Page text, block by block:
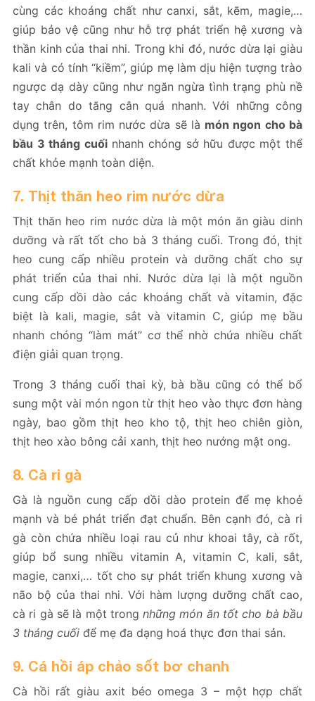
cùng các khoáng chất như canxi, sắt, kẽm, magie,…
giúp bảo vệ cũng như hỗ trợ phát triển hệ xương và
thần kinh của thai nhi. Trong khi đó, nước dừa lại giàu
kali và có tính “kiềm”, giúp mẹ làm dịu hiện tượng trào
ngược dạ dày cũng như ngăn ngừa tình trạng phù nề
tay chân do tăng cân quá nhanh. Với những công
dụng trên, tôm rim nước dừa sẽ là món ngon cho bà
bầu 3 tháng cuốinhanh chóng sở hữu được một thể
chất khỏe mạnh toàn diện.
7. Thịt thăn heo rim nước dừa
Thịt thăn heo rim nước dừa là một món ăn giàu dinh
dưỡng và rất tốt cho bà 3 tháng cuối. Trong đó, thịt
heo cung cấp nhiều protein và dưỡng chất cho sự
phát triển của thai nhi. Nước dừa lại là một nguồn
cung cấp dồi dào các khoáng chất và vitamin, đặc
biệt là kali, magie, sắt và vitamin C, giúp mẹ bầu
nhanh chóng “làm mát” cơ thể nhờ chứa nhiều chất
điện giải quan trọng.
Trong 3 tháng cuối thai kỳ, bà bầu cũng có thể bổ
sung một vài món ngon từ thịt heo vào thực đơn hàng
ngày, bao gồm thịt heo kho tộ, thịt heo chiên giòn,
thịt heo xào bông cải xanh, thịt heo nướng mật ong.
8. Cà ri gà
Gà là nguồn cung cấp dồi dào protein để mẹ khoẻ
mạnh và bé phát triển đạt chuẩn. Bên cạnh đó, cà ri
gà còn chứa nhiều loại rau củ như khoai tây, cà rốt,
giúp bổ sung nhiều vitamin A, vitamin C, kali, sắt,
magie, canxi,… tốt cho sự phát triển khung xương và
não bộ của thai nhi. Với hàm lượng dưỡng chất cao,
cà ri gà sẽ là một trongnhững món ăn tốt cho bà bầu
3 tháng cuối để mẹ đa dạng hoá thực đơn thai sản.
9. Cá hồi áp chảo sốt bơ chanh
Cà hồi rất giàu axit béo omega 3 – một hợp chất